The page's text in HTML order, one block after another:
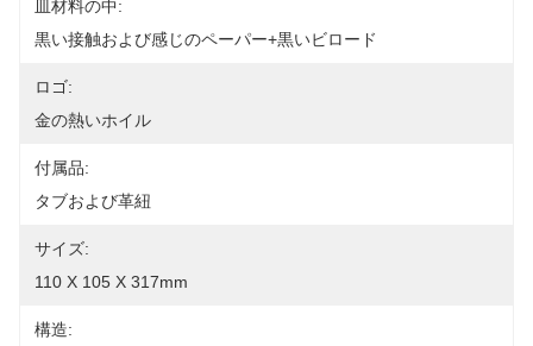
皿材料の中:
黒い接触および感じのペーパー+黒いビロード
ロゴ:
金の熱いホイル
付属品:
タブおよび革紐
サイズ:
110 X 105 X 317mm
構造: